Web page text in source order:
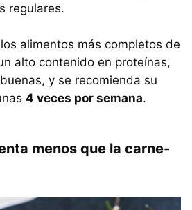
regulares.
alimentos más completos de
alto contenido en proteínas,
y se recomienda su
4 veces por semana.
menos que la carne-